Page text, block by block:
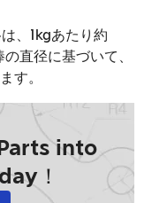
、1kgあたり約
直径に基づいて、
す。
into
！